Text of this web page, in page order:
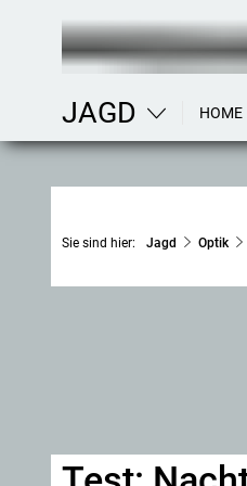
JAGD HOME
Sie sind hier: Jagd Optik